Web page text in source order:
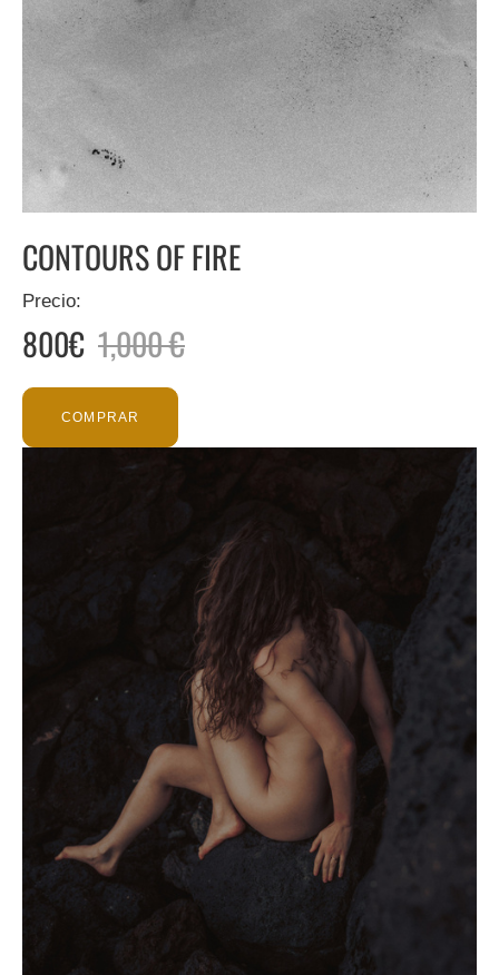
CONTOURS OF FIRE
Precio:
800€ 1,000 €
COMPRAR